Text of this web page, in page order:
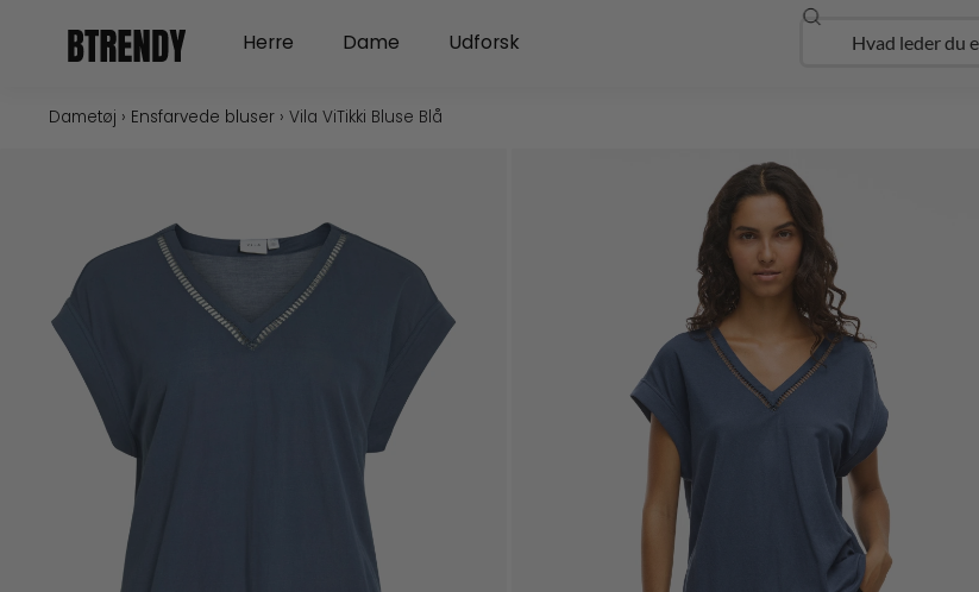
Herre Open Herre
Dame Open Dame
Udforsk Søg
Dametøj › Ensfarvede bluser› Vila ViTikki Bluse Blå